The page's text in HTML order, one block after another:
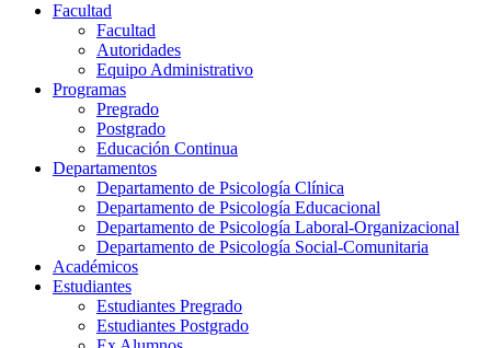
Facultad
Facultad
Autoridades
Equipo Administrativo
Programas
Pregrado
Postgrado
Educación Continua
Departamentos
Departamento de Psicología Clínica
Departamento de Psicología Educacional
Departamento de Psicología Laboral-Organizacional
Departamento de Psicología Social-Comunitaria
Académicos
Estudiantes
Estudiantes Pregrado
Estudiantes Postgrado